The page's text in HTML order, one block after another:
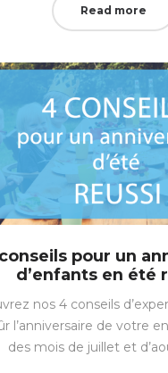
Read more
pour un
d’enfants en été
nos 4 conseils
l’anniversaire de votre
des mois de juillet et